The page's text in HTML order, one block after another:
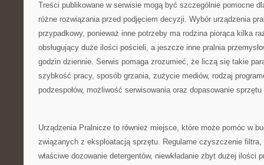
Treści publikowane w serwisie mogą być szczególnie pomocne
różne rozwiązania przed podjęciem decyzji. Wybór urządzenia
przypadkowy, ponieważ inne potrzeby ma rodzina piorąca kilka
obsługujący duże ilości pościeli, a jeszcze inne pralnia
godzin dziennie. Serwis pomaga zrozumieć, że liczą się takie
szybkość pracy, sposób grzania, zużycie mediów, rodzaj
podzespołów, możliwość serwisowania oraz dopasowanie
Urządzenia Pralnicze to również miejsce, które może pomóc w
związanych z eksploatacją sprzętu. Regularne czyszczenie
właściwe dozowanie detergentów, niewkładanie zbyt dużej ilości